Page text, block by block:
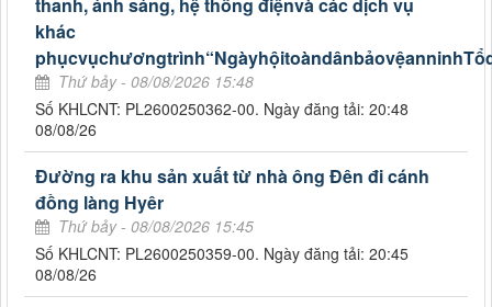
khác
Thứ bảy - 08/08/2026 15:48
Số KHLCNT: PL2600250362-00. Ngày đăng tải: 20:48
08/08/26
Đường ra khu sản xuất từ nhà ông Đên đi cánh
đồng làng Hyêr
Thứ bảy - 08/08/2026 15:45
Số KHLCNT: PL2600250359-00. Ngày đăng tải: 20:45
08/08/26